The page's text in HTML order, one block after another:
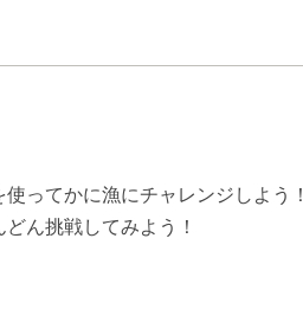
ってかに漁にチャレンジしよう！
ん挑戦してみよう！